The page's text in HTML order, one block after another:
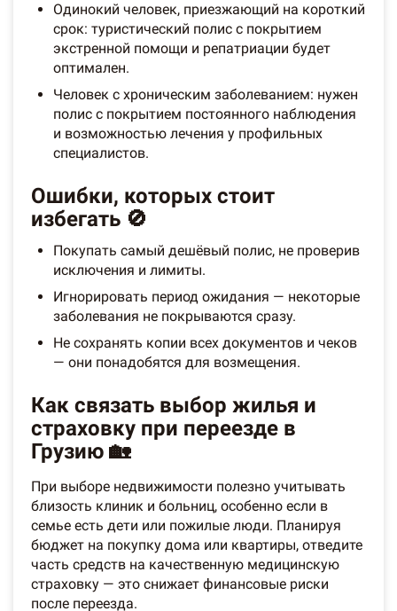
Одинокий человек, приезжающий на короткий
срок: туристический полис с покрытием
экстренной помощи и репатриации будет
оптимален.
Человек с хроническим заболеванием: нужен
полис с покрытием постоянного наблюдения
и возможностью лечения у профильных
специалистов.
Ошибки, которых стоит
избегать 🚫
Покупать самый дешёвый полис, не проверив
исключения и лимиты.
Игнорировать период ожидания — некоторые
заболевания не покрываются сразу.
Не сохранять копии всех документов и чеков
— они понадобятся для возмещения.
Как связать выбор жилья и
страховку при переезде в
Грузию 🏡
При выборе недвижимости полезно учитывать
близость клиник и больниц, особенно если в
семье есть дети или пожилые люди. Планируя
бюджет на покупку дома или квартиры, отведите
часть средств на качественную медицинскую
страховку — это снижает финансовые риски
после переезда.